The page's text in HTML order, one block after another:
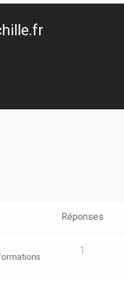
Réponses
1